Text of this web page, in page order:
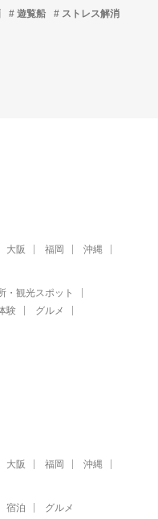
遊覧船 ストレス解消
大阪 福岡 沖縄
・観光スポット
験
グルメ
大阪 福岡 沖縄
宿泊 グルメ